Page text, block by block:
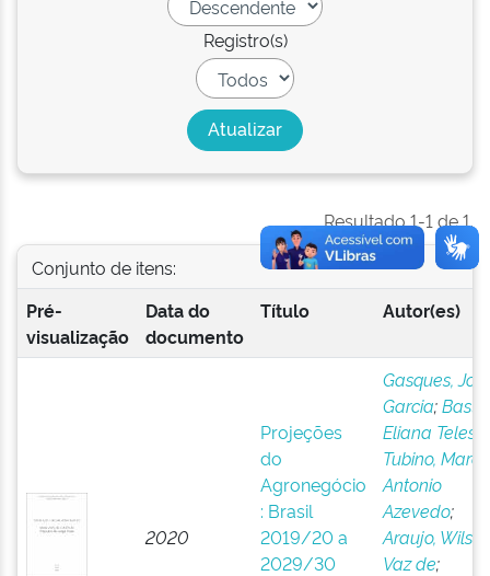
Registro(s)
Resultado 1-1 de 1.
Conjunto de itens:
Pré-
visualização
Data do
documento
Título Autor(es)
2020
Projeções
do
Agronegócio
: Brasil
2019/20 a
2029/30
Gasques,
Garcia;
Eliana Teles
Tubino, Marco
Antonio
Azevedo;
Araujo,
Vaz de;